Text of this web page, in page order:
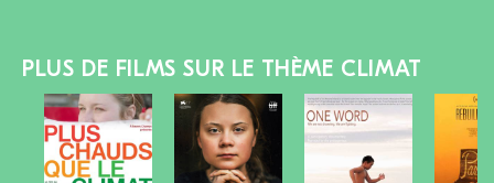
PLUS DE FILMS SUR LE THÈME CLIMAT